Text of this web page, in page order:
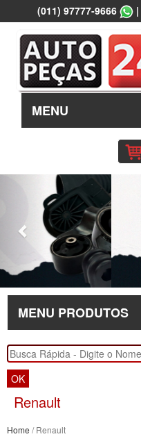
(011) 97777-9666 |
MENU
Previous
MENU PRODUTOS
OK
Renault
Home / Renault